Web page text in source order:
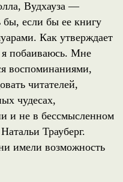
Вудхауза —
бы, если бы ее книгу
Как утверждает
побаиваюсь. Мне
воспоминаниями,
читателей,
чудесах,
и не в бессмысленном
Трауберг.
имели возможность